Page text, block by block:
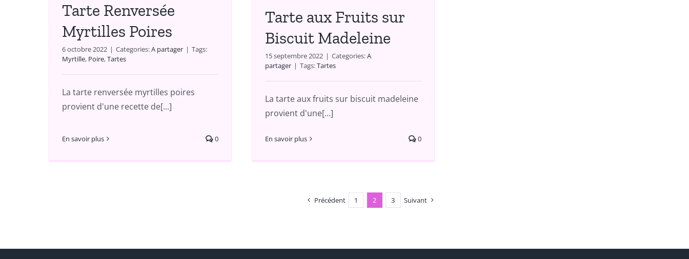
Tarte Renversée
Myrtilles Poires
6 octobre 2022 | Categories:A partager | Tags:
Myrtille, Poire,Tartes
La tarte renversée myrtilles poires
provient d'une recette de[...]
En savoir plus 0
Tarte aux Fruits sur
Biscuit Madeleine
15 septembre 2022 | Categories:A
partager | Tags:Tartes
La tarte aux fruits sur biscuit madeleine
provient d'une[...]
En savoir plus 0
Précédent 1 2 3 Suivant